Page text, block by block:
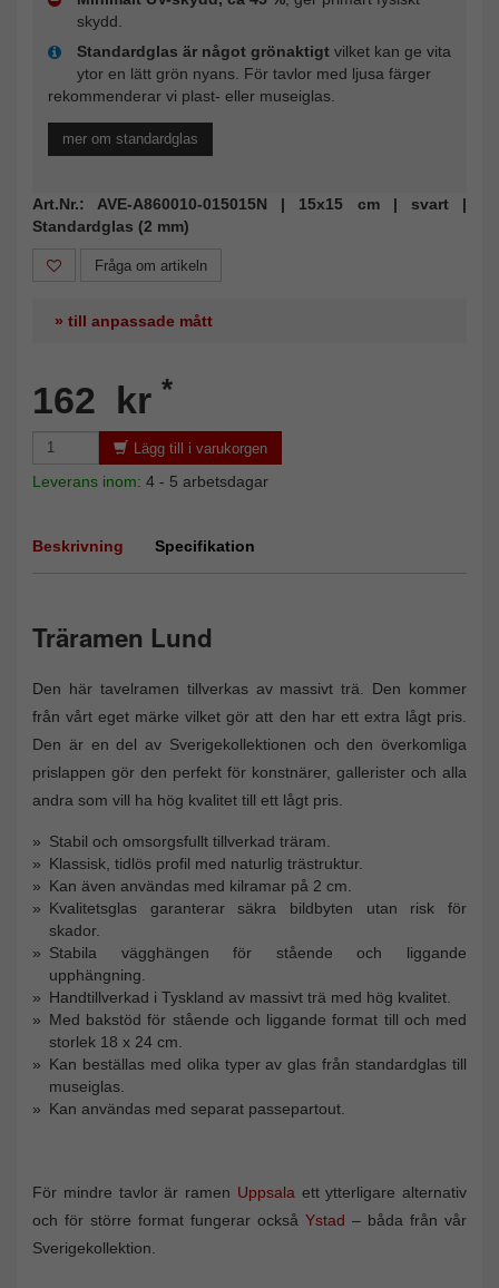
skydd.
Standardglas är något grönaktigt vilket kan ge vita
ytor en lätt grön nyans. För tavlor med ljusa färger
rekommenderar vi plast- eller museiglas.
mer om standardglas
Art.Nr.: AVE-A860010-015015N | 15x15 cm | svart |
Standardglas (2 mm)
Fråga om artikeln
» till anpassade mått
162 kr *
Lägg till i varukorgen
Leverans inom: 4 - 5 arbetsdagar
Beskrivning Specifikation
Träramen Lund
Den här tavelramen tillverkas av massivt trä. Den kommer
från vårt eget märke vilket gör att den har ett extra lågt pris.
Den är en del av Sverigekollektionen och den överkomliga
prislappen gör den perfekt för konstnärer, gallerister och alla
andra som vill ha hög kvalitet till ett lågt pris.
Stabil och omsorgsfullt tillverkad träram.
Klassisk, tidlös profil med naturlig trästruktur.
Kan även användas med kilramar på 2 cm.
Kvalitetsglas garanterar säkra bildbyten utan risk för
skador.
Stabila vägghängen för stående och liggande
upphängning.
Handtillverkad i Tyskland av massivt trä med hög kvalitet.
Med bakstöd för stående och liggande format till och med
storlek 18 x 24 cm.
Kan beställas med olika typer av glas från standardglas till
museiglas.
Kan användas med separat passepartout.
För mindre tavlor är ramen Uppsala ett ytterligare alternativ
och för större format fungerar också Ystad – båda från vår
Sverigekollektion.